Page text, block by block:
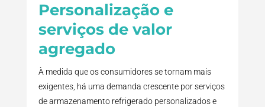
Personalização e
serviços de valor
agregado
À medida que os consumidores se tornam mais
exigentes, há uma demanda crescente por serviços
de armazenamento refrigerado personalizados e